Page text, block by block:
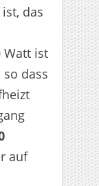
das
Watt ist
dass
auf